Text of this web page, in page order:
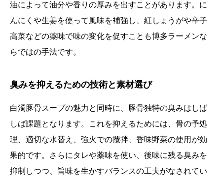
油によって油分や香りの厚みを出すことがあります。に
んにくや生姜を使って風味を補強し、紅しょうがや辛子
高菜などの薬味で味の変化を促すことも博多ラーメンな
らではの手法です。
臭みを抑えるための技術と素材選び
白濁豚骨スープの魅力と同時に、豚骨独特の臭みはしば
しば課題となります。これを抑えるためには、骨の予処
理、適切な水替え、強火での攪拌、香味野菜の使用が効
果的です。さらにタレや薬味を使い、後味に残る臭みを
抑制しつつ、旨味を生かすバランスの工夫がなされてい